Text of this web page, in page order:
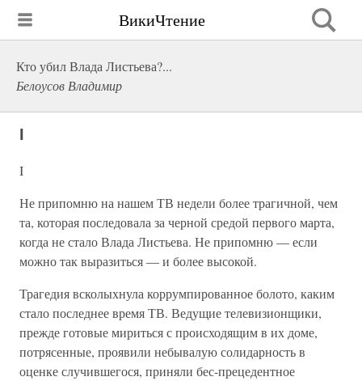
ВикиЧтение
Кто убил Влада Листьева?...
Белоусов Владимир
I
I
Не припомню на нашем ТВ недели более трагичной, чем
та, которая последовала за черной средой первого марта,
когда не стало Влада Листьева. Не припомню — если
можно так выразиться — и более высокой.
Трагедия всколыхнула коррумпированное болото, каким
стало последнее время ТВ. Ведущие телевизионщики,
прежде готовые мириться с происходящим в их доме,
потрясенные, проявили небывалую солидарность в
оценке случившегося, приняли бес-прецедентное